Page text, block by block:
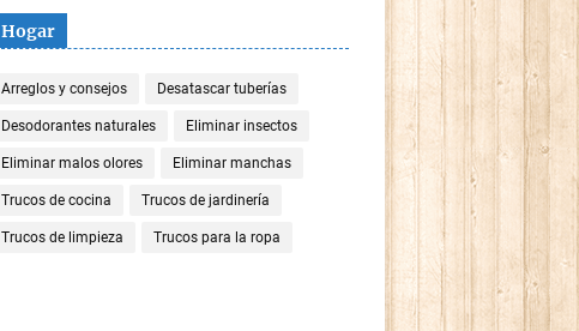
Hogar
Arreglos y consejos Desatascar tuberías
Desodorantes naturales Eliminar insectos
Eliminar malos olores Eliminar manchas
Trucos de cocina Trucos de jardinería
Trucos de limpieza Trucos para la ropa